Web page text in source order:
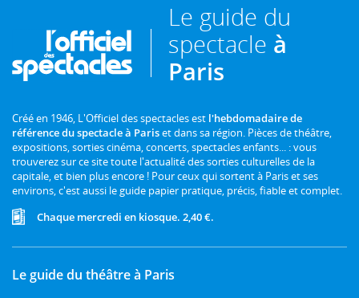
Le guide du
spectacle à
Paris
Créé en 1946, L'Officiel des spectacles est l'hebdomadaire de
référence du spectacle à Pariset dans sa région. Pièces de théâtre,
expositions, sorties cinéma, concerts, spectacles enfants... : vous
trouverez sur ce site toute l'actualité des sorties culturelles de la
capitale, et bien plus encore ! Pour ceux qui sortent à Paris et ses
environs, c'est aussi le guide papier pratique, précis, fiable et complet.
Chaque mercredi en kiosque. 2,40 €.
Le guide du théâtre à Paris